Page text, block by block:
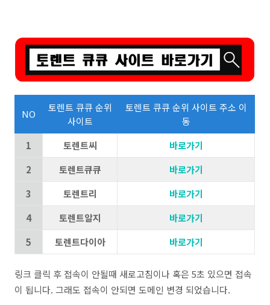
NO
토렌트 큐큐 순위
사이트
토렌트 큐큐 순위 사이트 주소 이
동
1
토렌트씨
바로가기
2
토렌트큐큐
바로가기
3
토렌트리
바로가기
4
토렌트알지
바로가기
5
토렌트다이아 바로가기
링크 클릭 후 접속이 안될때 새로고침이나 혹은 5초 있으면 접속
이 됩니다. 그래도 접속이 안되면 도메인 변경 되었습니다.